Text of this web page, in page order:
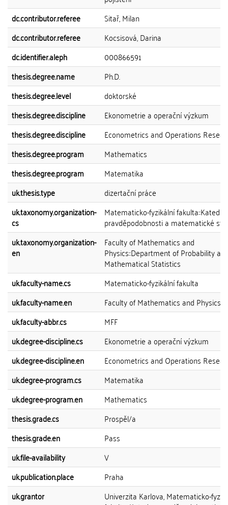
dc.contributor.referee
Sitař, Milan
dc.contributor.referee
Kocsisová, Darina
dc.identifier.aleph
000866591
thesis.degree.name
Ph.D.
thesis.degree.level
doktorské
thesis.degree.discipline
Ekonometrie a operační výzkum
thesis.degree.discipline
Econometrics and Operations
thesis.degree.program
Mathematics
thesis.degree.program
Matematika
uk.thesis.type
dizertační práce
uk.taxonomy.organization-
cs
Matematicko-fyzikální fakulta::Katedra
pravděpodobnosti a matematické
uk.taxonomy.organization-
en
Faculty of Mathematics and
Physics::Department of Probability
Mathematical Statistics
uk.faculty-name.cs
Matematicko-fyzikální fakulta
uk.faculty-name.en
Faculty of Mathematics and Physics
uk.faculty-abbr.cs
MFF
uk.degree-discipline.cs
Ekonometrie a operační výzkum
uk.degree-discipline.en
Econometrics and Operations
uk.degree-program.cs
Matematika
uk.degree-program.en
Mathematics
thesis.grade.cs
Prospěl/a
thesis.grade.en
Pass
uk.file-availability
V
uk.publication.place
Praha
uk.grantor
Univerzita Karlova, Matematicko-